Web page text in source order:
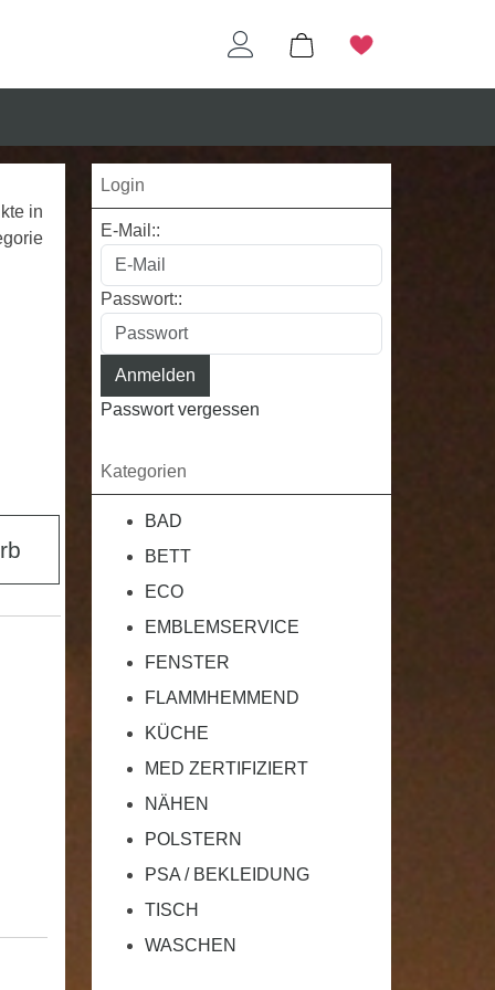
in
Login
E-Mail::
Passwort::
Passwort vergessen
Kategorien
BAD
BETT
ECO
EMBLEMSERVICE
FENSTER
FLAMMHEMMEND
KÜCHE
MED ZERTIFIZIERT
NÄHEN
POLSTERN
PSA / BEKLEIDUNG
TISCH
WASCHEN